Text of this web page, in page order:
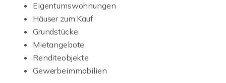
Eigentumswohnungen
Häuser zum Kauf
Grundstücke
Mietangebote
Renditeobjekte
Gewerbeimmobilien